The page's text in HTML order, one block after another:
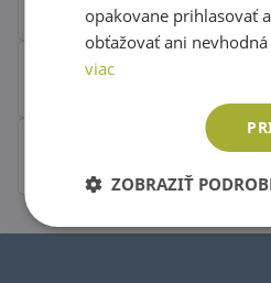
opakovane prihlasovať
obťažovať ani
viac
ZOBRAZIŤ